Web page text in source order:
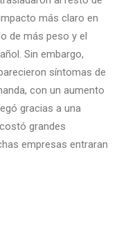
más claro en
de más peso y el
Sin embargo,
síntomas de
con un aumento
gracias a una
grandes
empresas entraran